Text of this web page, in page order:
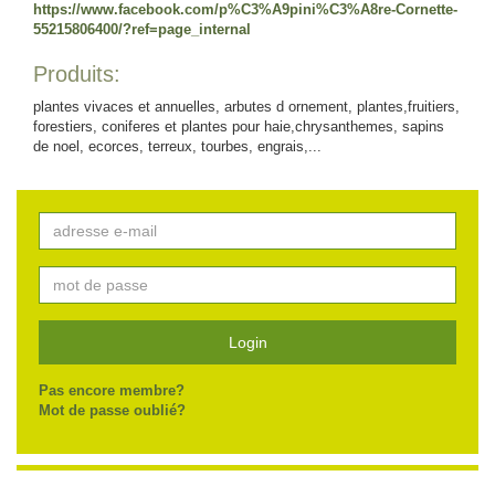
https://www.facebook.com/p%C3%A9pini%C3%A8re-Cornette-
55215806400/?ref=page_internal
Produits:
plantes vivaces et annuelles, arbutes d ornement, plantes,fruitiers,
forestiers, coniferes et plantes pour haie,chrysanthemes, sapins
de noel, ecorces, terreux, tourbes, engrais,...
Login
Pas encore membre?
Mot de passe oublié?